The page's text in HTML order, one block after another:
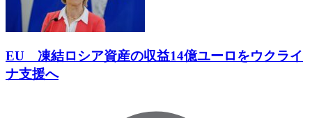
EU 凍結ロシア資産の収益14億ユーロをウクライ
ナ支援へ